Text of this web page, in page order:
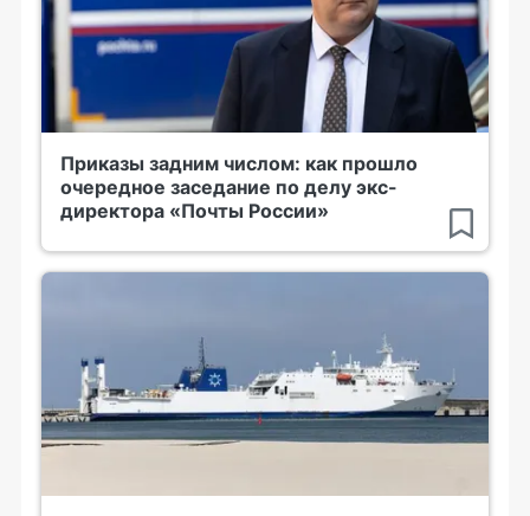
Приказы задним числом: как прошло
очередное заседание по делу экс-
директора «Почты России»